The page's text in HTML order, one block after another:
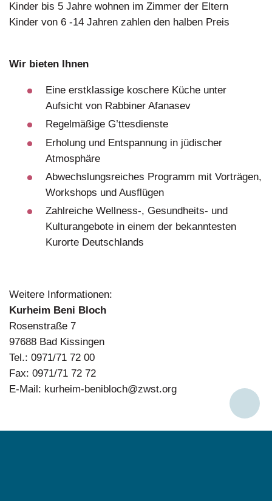
Kinder bis 5 Jahre wohnen im Zimmer der Eltern
Kinder von 6 -14 Jahren zahlen den halben Preis
Wir bieten Ihnen
Eine erstklassige koschere Küche unter
Aufsicht von Rabbiner Afanasev
Regelmäßige G’ttesdienste
Erholung und Entspannung in jüdischer
Atmosphäre
Abwechslungsreiches Programm mit Vorträgen,
Workshops und Ausflügen
Zahlreiche Wellness-, Gesundheits- und
Kulturangebote in einem der bekanntesten
Kurorte Deutschlands
Weitere Informationen:
Kurheim Beni Bloch
Rosenstraße 7
97688 Bad Kissingen
Tel.: 0971/71 72 00
Fax: 0971/71 72 72
E-Mail: kurheim-benibloch@zwst.org